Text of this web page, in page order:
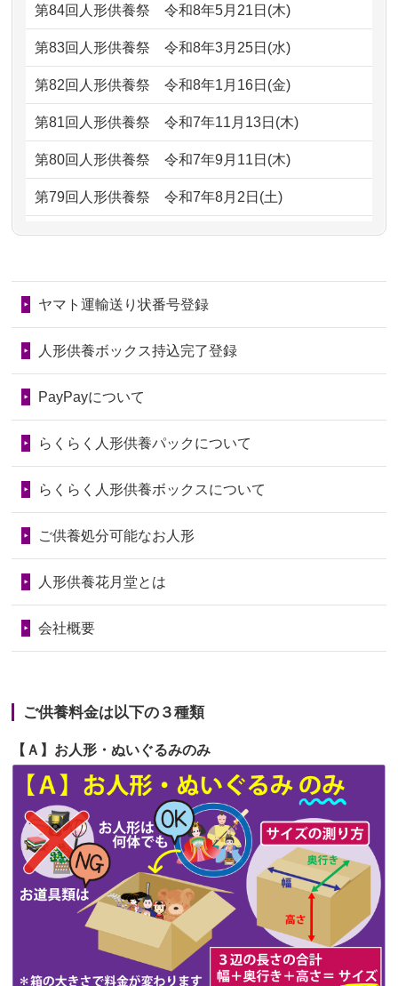
ただけると...
2026/06/30 長年大事にしてきた雛人形です、供養
していただ...
2026/06/29ガラスケースのまま引き取ってくださ
子どもの頃、妹と一緒にお雛様を出し
ました。お...
ので、お願...
2026/06/28以前和人形やぬいぐるみを供養いただ
いたことが...
の回りの物...
2026/06/28人形たちに これまで本当にありがとう
2026/06/24今は亡き両親が孫（私の子供）の初節
句に贈って...
2026/06/23ありがとうね
の祖父母か...
2026/06/20
雛人形をお道具も含め一式で引き取っ
てくださる...
2026/06/19
インターネット検索でホームページを
見つけまし...
2024/01/13会社のようですが、きちんと供養して
供養が終わったお人形以外はどうして
るのですか？
しょうか？
2024/01/04ガラスケースは外しても良いですか？
第84回人形供養祭令和8年5月21日(木)
第83回人形供養祭令和8年3月25日(水)
第82回人形供養祭令和8年1月16日(金)
第81回人形供養祭令和7年11月13日(木)
第80回人形供養祭令和7年9月11日(木)
第79回人形供養祭令和7年8月2日(土)
第78回人形供養祭令和7年6月20日(金)
第76回人形供養祭令和7年2月28日(金)
第75回人形供養祭令和7年1月17日(金)
第73回人形供養祭令和6年10月17日(木)
第71回人形供養祭令和6年8月1日(木)
第70回人形供養祭令和6年6月21日(金)
第68回人形供養祭令和6年3月22日(金)
第65回人形供養祭令和5年11月09日(木)
第64回人形供養祭令和5年9月21日(木)
第63回人形供養祭 令和5年8月1日(火)
第62回人形供養祭令和5年6月21日(水)
第61回人形供養祭 令和5年5月19日(金)
第60回人形供養祭令和5年3月28日(火)
第59回人形供養祭 令和5年2月10日(金)
第58回人形供養祭令和5年12月21日(水)
ヤマト運輸送り状番号登録
人形供養ボックス持込完了登録
PayPayについて
らくらく人形供養パックについて
らくらく人形供養ボックスについて
ご供養処分可能なお人形
人形供養花月堂とは
会社概要
ご供養料金は以下の３種類
【Ａ】お人形・ぬいぐるみのみ